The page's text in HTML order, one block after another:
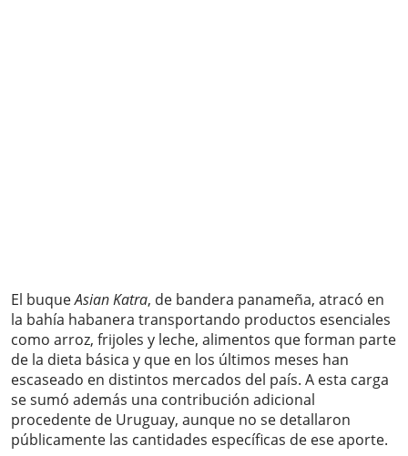
El buqueAsian Katra, de bandera panameña, atracó en
la bahía habanera transportando productos esenciales
como arroz, frijoles y leche, alimentos que forman parte
de la dieta básica y que en los últimos meses han
escaseado en distintos mercados del país. A esta carga
se sumó además una contribución adicional
procedente de Uruguay, aunque no se detallaron
públicamente las cantidades específicas de ese aporte.